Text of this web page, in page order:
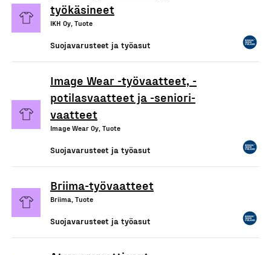
työkäsineet
IKH Oy, Tuote
Suojavarusteet ja työasut
Image Wear -työvaatteet, -
potilasvaatteet ja -seniori-
vaatteet
Image Wear Oy, Tuote
Suojavarusteet ja työasut
Briima-työvaatteet
Briima, Tuote
Suojavarusteet ja työasut